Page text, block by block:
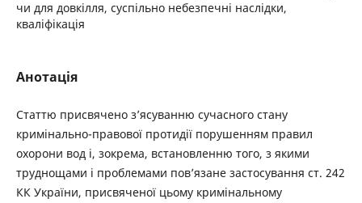
чи для довкілля, суспільно небезпечні наслідки,
кваліфікація
Анотація
Статтю присвячено з’ясуванню сучасного стану
кримінально-правової протидії порушенням правил
охорони вод і, зокрема, встановленню того, з якими
труднощами і проблемами пов’язане застосування ст. 242
КК України, присвяченої цьому кримінальному